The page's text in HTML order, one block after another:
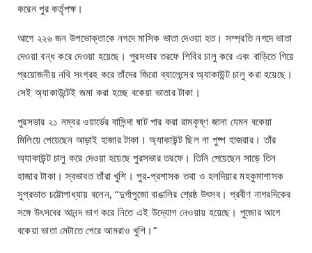
করেন পুর কর্তৃপক্ষ।
আগে ২২৬ জন উপভোক্তাকে নগদে মাসিক ভাতা দেওয়া হত। সম্প্রতি নগদে ভাতা
দেওয়া বন্ধ করে দেওয়া হয়েছে। পুরসভার তরফে শিবির চালু করে এবং বাড়িতে গিয়ে
প্রয়োজনীয় নথি সংগ্রহ করে তাঁদের জিরো ব্যালেন্সের অ্যাকাউন্ট চালু করা হয়েছে।
সেই অ্যাকাউন্টেই জমা করা হচ্ছে বকেয়া ভাতার টাকা।
পুরসভার ২১ নম্বর ওয়ার্ডের বাসিন্দা ষাট পার করা রামকৃষ্ণ জানা যেমন বকেয়া
মিলিয়ে পেয়েছেন আড়াই হাজার টাকা। অ্যাকাউন্ট ছিল না পুষ্প হাজরার। তাঁর
অ্যাকাউন্ট চালু করে দেওয়া হয়েছে পুরসভার তরফে। তিনি পেয়েছেন সাড়ে তিন
হাজার টাকা। স্বভাবত তাঁরা খুশি। পুর-প্রশাসক তথা ও হলদিয়ার মহকুমাশাসক
সুপ্রভাত চট্টোপাধ্যায় বলেন, “দুর্গাপুজো বাঙালির শ্রেষ্ঠ উৎসব। প্রবীণ নাগরদিকের
সঙ্গে উৎসবের আনন্দ ভাগ করে নিতে এই উদ্যোগ নেওয়ায় হয়েছে। পুজোর আগে
বকেয়া ভাতা মেটাতে পেরে আমরাও খুশি।”